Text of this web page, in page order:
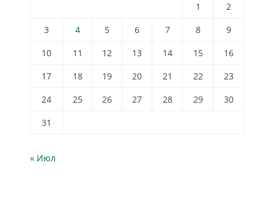
1
2
3
4 5 6 7 8
9
10
11 12 13 14 15
16
17
18 19 20 21 22
23
24
25 26 27 28 29
30
31
« Июл